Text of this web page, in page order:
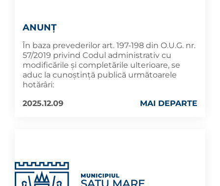
ANUNȚ
În baza prevederilor art. 197-198 din O.U.G. nr.
57/2019 privind Codul administrativ cu
modificările și completările ulterioare, se
aduc la cunoştinţă publică următoarele
hotărâri:
2025.12.09
MAI DEPARTE